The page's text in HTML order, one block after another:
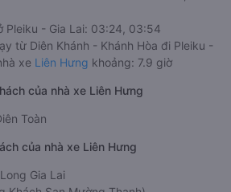
Pleiku - Gia Lai: 03:24, 03:54
từ Diên Khánh - Khánh Hòa đi Pleiku -
xe Liên Hưng khoảng: 7.9 giờ
của nhà xe Liên Hưng
Toàn
của nhà xe Liên Hưng
Gia Lai